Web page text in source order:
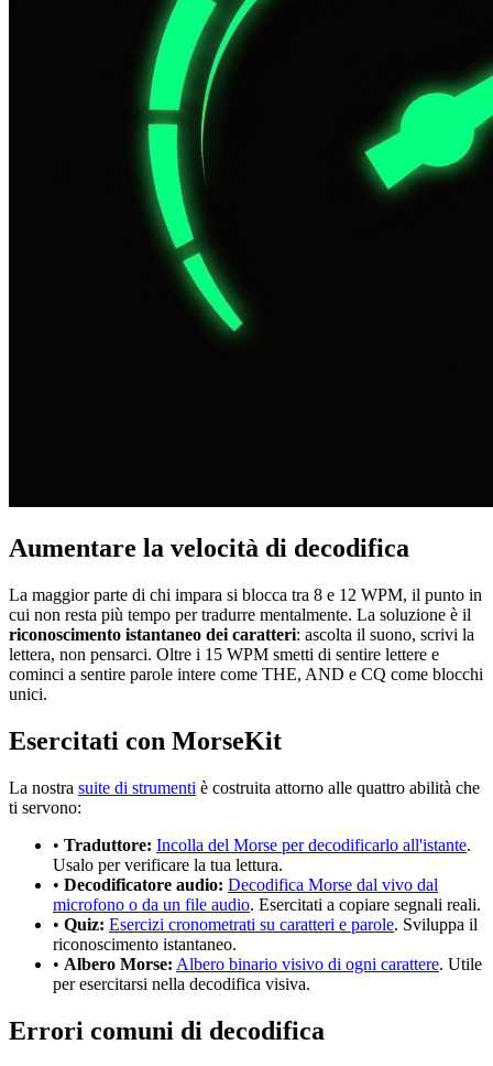
Aumentare la velocità di decodifica
La maggior parte di chi impara si blocca tra 8 e 12 WPM, il punto in
cui non resta più tempo per tradurre mentalmente. La soluzione è il
riconoscimento istantaneo dei caratteri: ascolta il suono, scrivi la
lettera, non pensarci. Oltre i 15 WPM smetti di sentire lettere e
cominci a sentire parole intere come THE, AND e CQ come blocchi
unici.
Esercitati con MorseKit
La nostra suite di strumenti è costruita attorno alle quattro abilità che
ti servono:
• Traduttore: Incolla del Morse per decodificarlo all'istante.
Usalo per verificare la tua lettura.
• Decodificatore audio: Decodifica Morse dal vivo dal
microfono o da un file audio. Esercitati a copiare segnali reali.
• Quiz: Esercizi cronometrati su caratteri e parole. Sviluppa il
riconoscimento istantaneo.
• Albero Morse: Albero binario visivo di ogni carattere. Utile
per esercitarsi nella decodifica visiva.
Errori comuni di decodifica